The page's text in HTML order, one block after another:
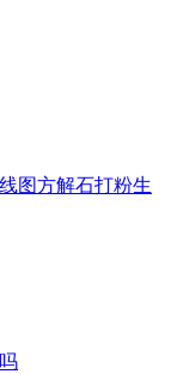
图方解石打粉生